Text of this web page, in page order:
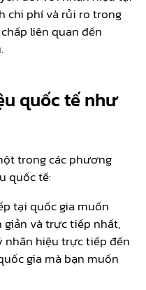
chi phí và rủi ro trong
liên quan đến
quốc tế như
trong các phương
quốc tế:
tại quốc gia muốn
giản và trực tiếp nhất,
hiệu trực tiếp đến
gia mà bạn muốn